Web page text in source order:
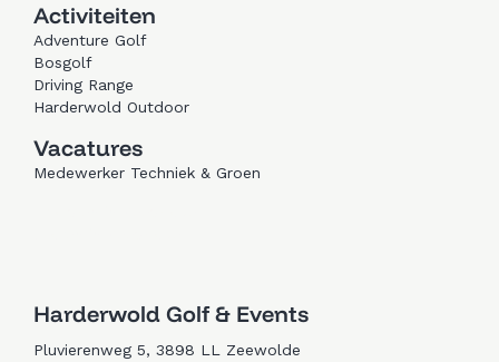
Activiteiten
Adventure Golf
Bosgolf
Driving Range
Harderwold Outdoor
Vacatures
Medewerker Techniek & Groen
Harderwold Golf & Events
Pluvierenweg 5, 3898 LL Zeewolde